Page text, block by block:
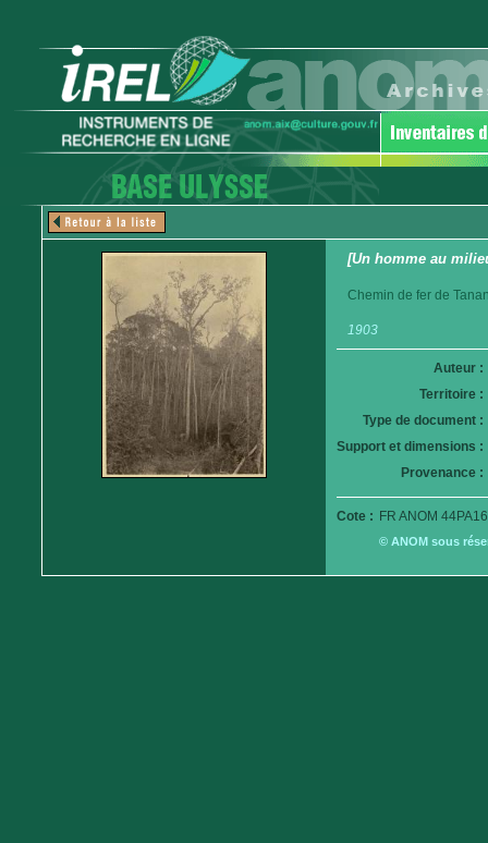
[Un homme au
Chemin de fer de
1903
Auteur :
Territoire :
Type de document :
Support et dimensions :
Provenance :
Cote : FR ANOM
© ANOM sous